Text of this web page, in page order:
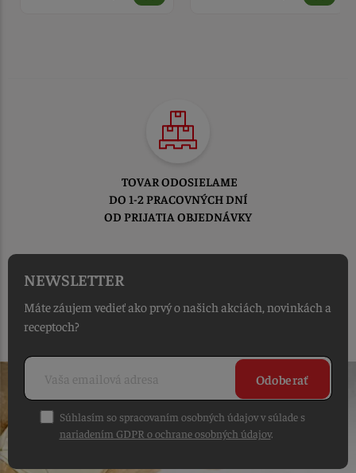
TOVAR ODOSIELAME
DO 1-2 PRACOVNÝCH DNÍ
OD PRIJATIA OBJEDNÁVKY
NEWSLETTER
Máte záujem vedieť ako prvý o našich akciách, novinkách a
receptoch?
Odoberať
Súhlasím so spracovaním osobných údajov v súlade s
nariadením GDPR o ochrane osobných údajov.